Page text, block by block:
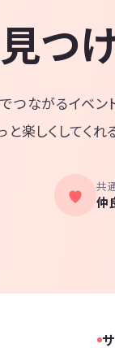
つ
ながるイベント
楽しくしてくれ
共
仲